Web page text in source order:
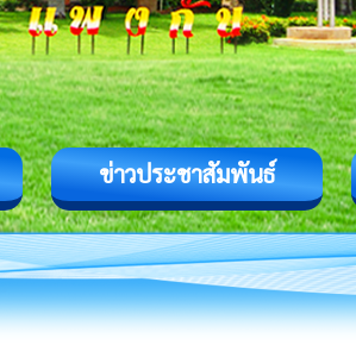
ข่าวประชาสัมพันธ์